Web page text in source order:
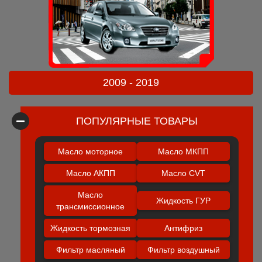
2009 - 2019
ПОПУЛЯРНЫЕ ТОВАРЫ
Масло моторное Масло МКПП
Масло АКПП Масло CVT
Масло
трансмиссионное
Жидкость ГУР
Жидкость тормозная Антифриз
Фильтр масляный Фильтр воздушный